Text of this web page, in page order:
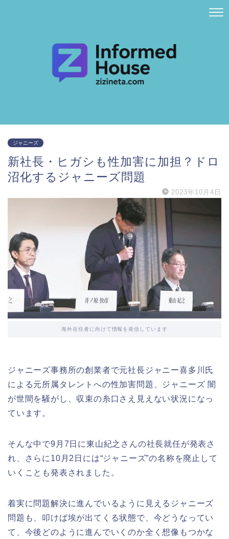
ジャニーズ
新社長・ヒガシも性加害に加担？ドロ
沼化するジャニーズ問題
2023年10月4日
海外在住者に向けて情報を発信しています
ジャニーズ事務所の創業者で元社長ジャニー喜多川氏
による元所属タレントへの性加害問題、ジャニーズ 闇
が世間を騒がし、収束の糸口さえ見えない状況になっ
ています。
そんな中で9月7日に東山紀之さんの社長就任が発表さ
れ、さらに10月2日には“ジャニーズ”の名称を廃止して
いくことも発表されました。
着実に問題解決に進んでいるように見えるジャニーズ
問題も、叩けば埃が出てくる状態で、今どうなってい
て、今後どのように進んでいくのか全く想像もつかな